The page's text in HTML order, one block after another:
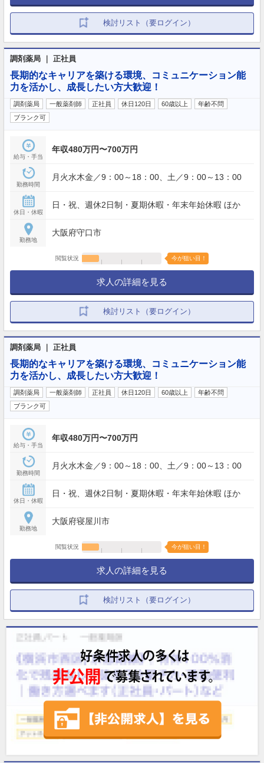
検討リスト（要ログイン）
調剤薬局 ｜ 正社員
長期的なキャリアを築ける環境、コミュニケーション能
力を活かし、成長したい方大歓迎！
調剤薬局 一般薬剤師 正社員 休日120日 60歳以上
年齢不問
ブランク可
給与・手当
年収480万円〜700万円
勤務時間
月火水木金／9：00～18：00、土／9：00～13：00
休日・休暇
日・祝、週休2日制・夏期休暇・年末年始休暇 ほか
勤務地
大阪府守口市
閲覧状況 今が狙い目！
求人の詳細を見る
検討リスト（要ログイン）
調剤薬局 ｜ 正社員
長期的なキャリアを築ける環境、コミュニケーション能
力を活かし、成長したい方大歓迎！
調剤薬局 一般薬剤師 正社員 休日120日 60歳以上
年齢不問
ブランク可
給与・手当
年収480万円〜700万円
勤務時間
月火水木金／9：00～18：00、土／9：00～13：00
休日・休暇
日・祝、週休2日制・夏期休暇・年末年始休暇 ほか
勤務地
大阪府寝屋川市
閲覧状況 今が狙い目！
求人の詳細を見る
検討リスト（要ログイン）